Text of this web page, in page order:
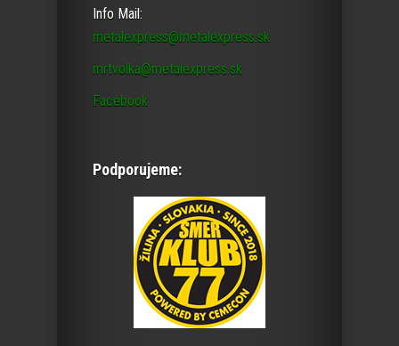
Info Mail:
metalexpress@metalexpress.sk
mrtvolka@metalexpress.sk
Facebook
Podporujeme: